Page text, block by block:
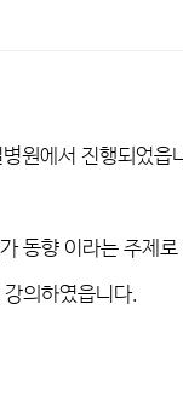
원에서 진행되었읍
동향 이라는 주제
의하였읍니다.